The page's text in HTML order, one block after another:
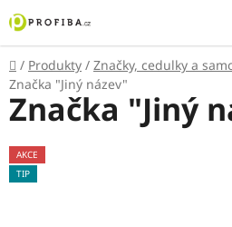
Přejít
na
obsah
Domů
/ Produkty / Značky, cedulky a
Značka "Jiný název"
Značka "Jiný
AKCE
TIP